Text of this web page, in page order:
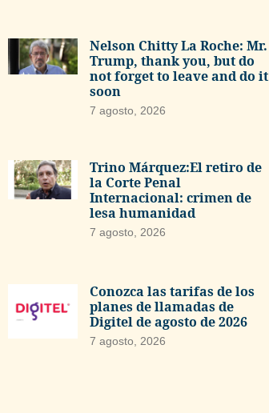
Nelson Chitty La Roche: Mr.
Trump, thank you, but do
not forget to leave and do it
soon
7 agosto, 2026
Trino Márquez:El retiro de
la Corte Penal
Internacional: crimen de
lesa humanidad
7 agosto, 2026
Conozca las tarifas de los
planes de llamadas de
Digitel de agosto de 2026
7 agosto, 2026